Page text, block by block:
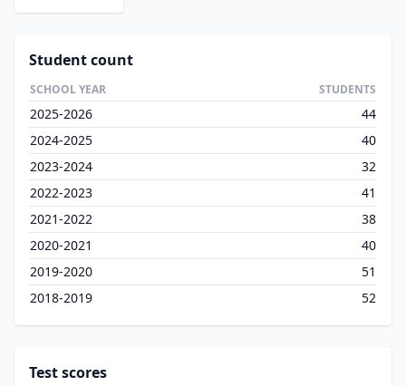
Student count
SCHOOL YEAR STUDENTS
2025-2026
44
2024-2025
40
2023-2024
32
2022-2023
41
2021-2022
38
2020-2021
40
2019-2020
51
2018-2019
52
Test scores